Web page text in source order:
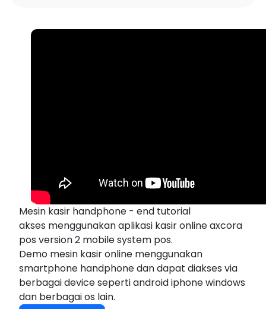
Mesin kasir handphone - end tutorial
akses menggunakan aplikasi kasir online axcora
pos version 2 mobile system pos.
Demo mesin kasir online menggunakan
smartphone handphone dan dapat diakses via
berbagai device seperti android iphone windows
dan berbagai os lain.